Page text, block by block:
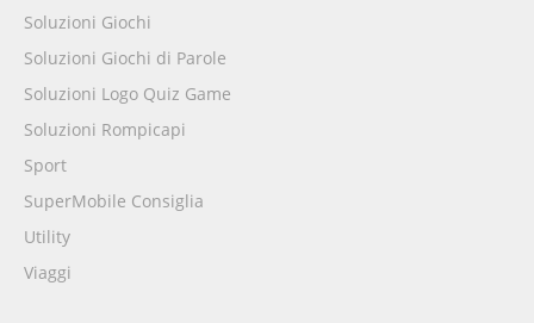
Soluzioni Giochi
Soluzioni Giochi di Parole
Soluzioni Logo Quiz Game
Soluzioni Rompicapi
Sport
SuperMobile Consiglia
Utility
Viaggi